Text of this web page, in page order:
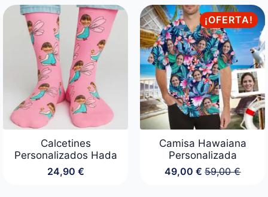
precios:
desde
39,90 €
hasta
44,90 €
Calcetines
Personalizados Hada
24,90 €
¡OFERTA!
Camisa Hawaiana
Personalizada
59,00€
El
49,00 € El